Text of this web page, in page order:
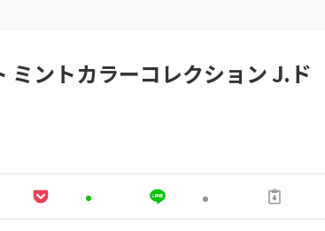
ミントカラーコレクション J.ド